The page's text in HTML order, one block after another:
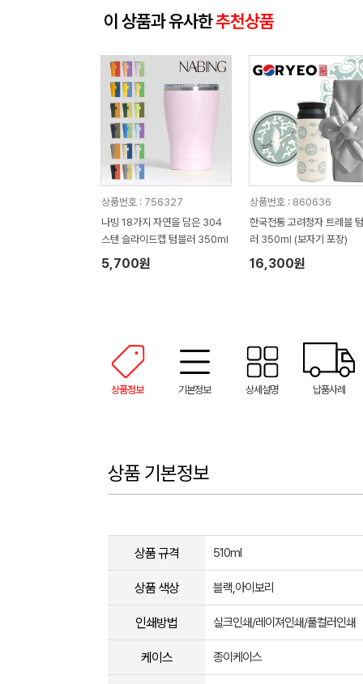
이 상품과 유사한추천상품
상품번호 : 756327
나빙 18가지 자연을 담은 304
스텐 슬라이드캡 텀블러 350ml
5,700원
상품번호 : 860636
한국전통 고려청자 트레블
러 350ml (보자기 포장)
16,300원
상품정보 기본정보 상세설명 납품사례
상품 기본정보
상품 규격 510ml
상품 색상 블랙,아이보리
인쇄방법 실크인쇄/레이져인쇄/풀컬러인쇄
케이스 종이케이스